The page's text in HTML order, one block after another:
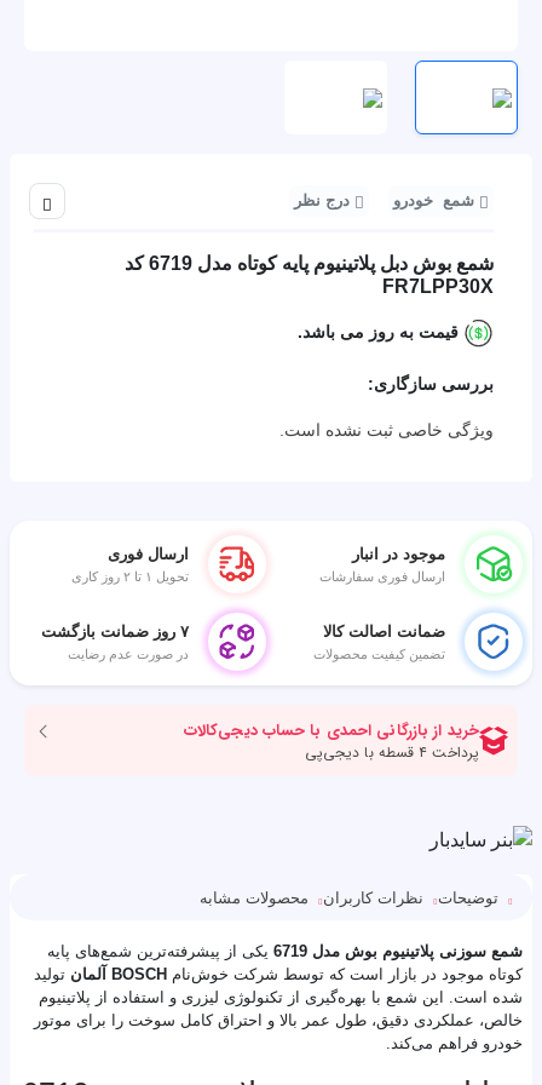
شمع خودرو درج نظر
شمع بوش دبل پلاتینیوم پایه کوتاه مدل 6719 کد
FR7LPP30X
قیمت به روز می باشد.
بررسی سازگاری:
ویژگی خاصی ثبت نشده است.
موجود در انبار
ارسال فوری سفارشات
ارسال فوری
تحویل ۱ تا ۲ روز کاری
ضمانت اصالت کالا
تضمین کیفیت محصولات
۷ روز ضمانت بازگشت
در صورت عدم رضایت
توضیحات نظرات کاربران محصولات مشابه
شمع سوزنی پلاتینیوم بوش مدل 6719
یکی از پیشرفته‌ترین شمع‌های پایه
کوتاه موجود در بازار است که توسط شرکت خوش‌نام BOSCH آلمان
تولید
شده است. این شمع با بهره‌گیری از تکنولوژی لیزری و استفاده از پلاتینیوم
خالص، عملکردی دقیق، طول عمر بالا و احتراق کامل سوخت را برای موتور
خودرو فراهم می‌کند.